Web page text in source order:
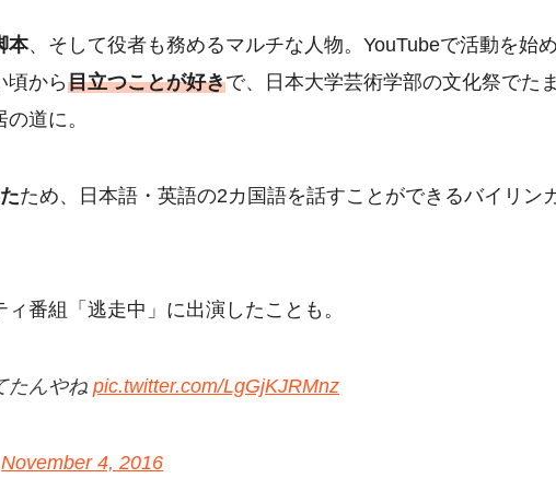
本、そして役者も務めるマルチな人物。YouTubeで活動を始め
頃から目立つことが好きで、日本大学芸術学部の文化祭でたま
道に。
ため、日本語・英語の2カ国語を話すことができるバイリン
番組「逃走中」に出演したことも。
たんやねpic.twitter.com/LgGjKJRMnz
November 4, 2016